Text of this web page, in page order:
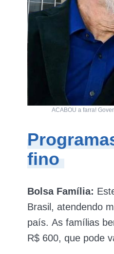
ACABOU a farra!
fino
Bolsa Família:
Brasil, atendendo
país. As famílias
R$ 600, que pode